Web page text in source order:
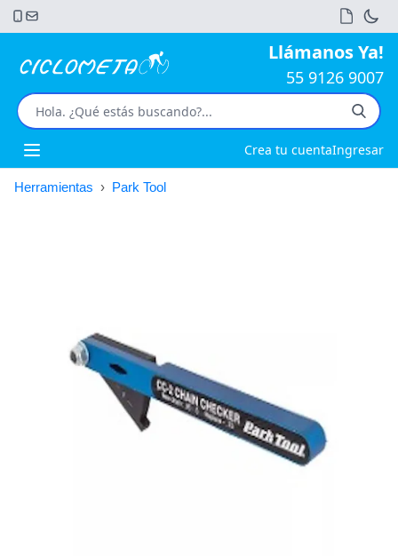
Llámanos Ya!
55 9126 9007
Open main menu Crea tu cuentaIngresar
Herramientas › Park Tool